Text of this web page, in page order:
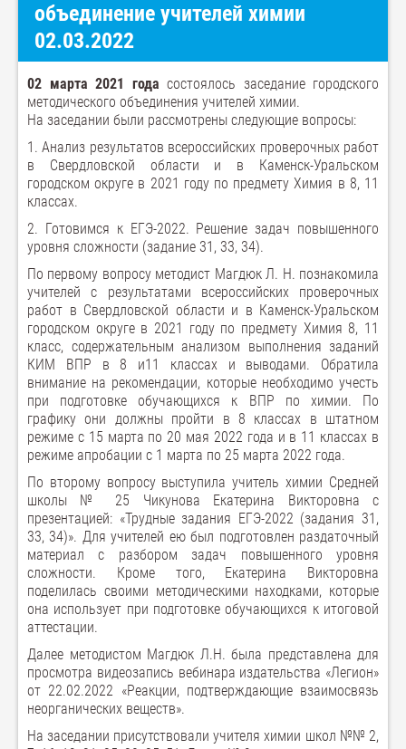
объединение учителей химии
02.03.2022
02 марта 2021 года состоялось заседание городского
методического объединения учителей химии.
На заседании были рассмотрены следующие вопросы:
1. Анализ результатов всероссийских проверочных работ
в Свердловской области и в Каменск-Уральском
городском округе в 2021 году по предмету Химия в 8, 11
классах.
2. Готовимся к ЕГЭ-2022. Решение задач повышенного
уровня сложности (задание 31, 33, 34).
По первому вопросу методист Магдюк Л. Н. познакомила
учителей с результатами всероссийских проверочных
работ в Свердловской области и в Каменск-Уральском
городском округе в 2021 году по предмету Химия 8, 11
класс, содержательным анализом выполнения заданий
КИМ ВПР в 8 и11 классах и выводами. Обратила
внимание на рекомендации, которые необходимо учесть
при подготовке обучающихся к ВПР по химии. По
графику они должны пройти в 8 классах в штатном
режиме с 15 марта по 20 мая 2022 года и в 11 классах в
режиме апробации с 1 марта по 25 марта 2022 года.
По второму вопросу выступила учитель химии Средней
школы № 25 Чикунова Екатерина Викторовна с
презентацией: «Трудные задания ЕГЭ-2022 (задания 31,
33, 34)». Для учителей ею был подготовлен раздаточный
материал с разбором задач повышенного уровня
сложности. Кроме того, Екатерина Викторовна
поделилась своими методическими находками, которые
она использует при подготовке обучающихся к итоговой
аттестации.
Далее методистом Магдюк Л.Н. была представлена для
просмотра видеозапись вебинара издательства «Легион»
от 22.02.2022 «Реакции, подтверждающие взаимосвязь
неорганических веществ».
На заседании присутствовали учителя химии школ №№ 2,